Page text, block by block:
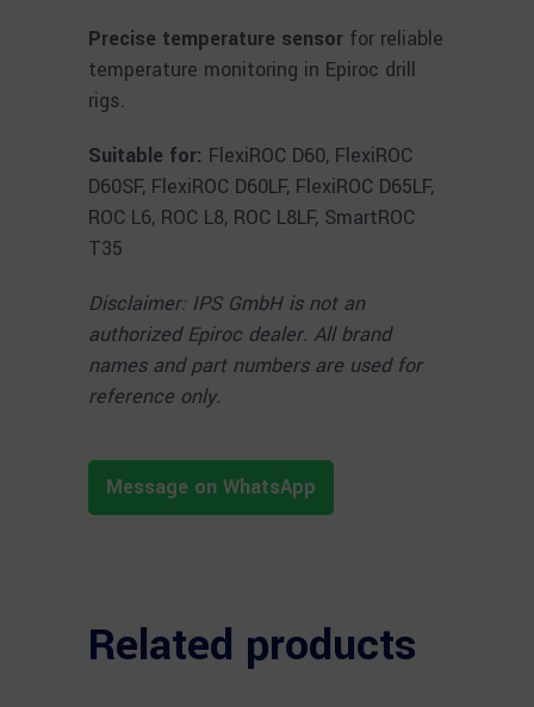
Precise temperature sensor for reliable
temperature monitoring in Epiroc drill
rigs.
Suitable for: FlexiROC D60, FlexiROC
D60SF, FlexiROC D60LF, FlexiROC D65LF,
ROC L6, ROC L8, ROC L8LF, SmartROC
T35
Disclaimer: IPS GmbH is not an
authorized Epiroc dealer. All brand
names and part numbers are used for
reference only.
Message on WhatsApp
Related products